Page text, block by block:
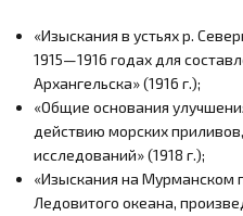
«Изыскания в устьях р.
1915—1916 годах для
Архангельска» (1916 г.);
«Общие основания
действию морских
исследований» (1918 г.);
«Изыскания на Мурманском
Ледовитого океана,